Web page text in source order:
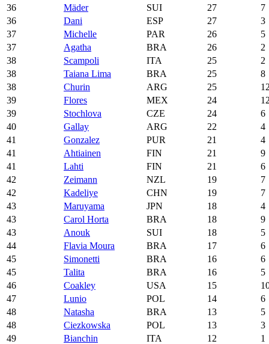
36
Mäder SUI 27
7
36
Dani ESP 27
3
37
Michelle PAR 26
5
37
Agatha BRA 26
2
38
Scampoli ITA 25
2
38
Taiana Lima BRA 25
8
38
Churin ARG 25
39
Flores MEX 24
39
Stochlova CZE 24
6
40
Gallay ARG 22
4
41
Gonzalez PUR 21
4
41
Ahtiainen FIN 21
9
41
Lahti FIN 21
6
42
Zeimann NZL 19
7
42
Kadeliye CHN 19
7
43
Maruyama JPN 18
4
43
Carol Horta BRA 18
9
43
Anouk SUI 18
5
44
Flavia Moura BRA 17
6
45
Simonetti BRA 16
6
45
Talita BRA 16
5
46
Coakley USA 15
47
Lunio POL 14
6
48
Natasha BRA 13
5
48
Ciezkowska POL 13
3
49
Bianchin ITA 12
1